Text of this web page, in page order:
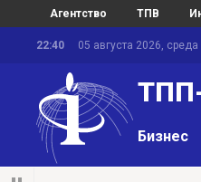
Агентство ТПВ
22:40 05 августа 2026, среда
Бизнес